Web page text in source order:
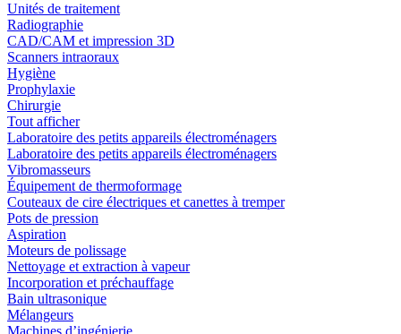
Unités de traitement
Radiographie
CAD/CAM et impression 3D
Scanners intraoraux
Hygiène
Prophylaxie
Chirurgie
Tout afficher
Laboratoire des petits appareils électroménagers
Laboratoire des petits appareils électroménagers
Vibromasseurs
Équipement de thermoformage
Couteaux de cire électriques et canettes à tremper
Pots de pression
Aspiration
Moteurs de polissage
Nettoyage et extraction à vapeur
Incorporation et préchauffage
Bain ultrasonique
Mélangeurs
Machines d’ingénierie